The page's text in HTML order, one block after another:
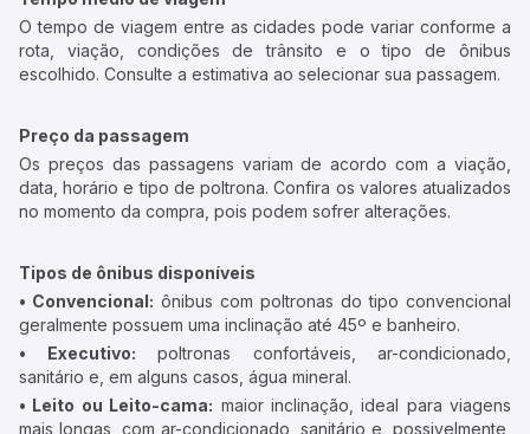
O tempo de viagem entre as cidades pode variar conforme a
rota, viação, condições de trânsito e o tipo de ônibus
escolhido. Consulte a estimativa ao selecionar sua passagem.
Preço da passagem
Os preços das passagens variam de acordo com a viação,
data, horário e tipo de poltrona. Confira os valores atualizados
no momento da compra, pois podem sofrer alterações.
Tipos de ônibus disponíveis
• Convencional: ônibus com poltronas do tipo convencional
geralmente possuem uma inclinação até 45º e banheiro.
• Executivo: poltronas confortáveis, ar-condicionado,
sanitário e, em alguns casos, água mineral.
• Leito ou Leito-cama: maior inclinação, ideal para viagens
mais longas, com ar-condicionado, sanitário e, possivelmente,